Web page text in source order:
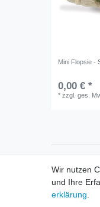
Mini Flopsie -
0,00 € *
*zzgl. ges.
Zahlung
Wir nutzen
und Ihre
erklärung